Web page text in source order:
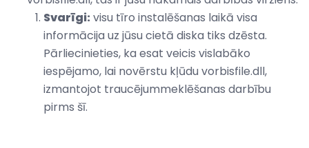
Svarīgi: visu tīro instalēšanas laikā visa
informācija uz jūsu cietā diska tiks dzēsta.
Pārliecinieties, ka esat veicis vislabāko
iespējamo, lai novērstu kļūdu vorbisfile.dll,
izmantojot traucējummeklēšanas darbību
pirms šī.